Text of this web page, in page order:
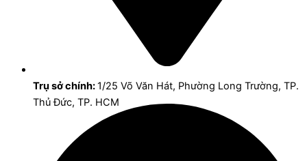
Trụ sở chính:1/25 Võ Văn Hát, Phường Long Trường, TP.
Thủ Đức, TP. HCM